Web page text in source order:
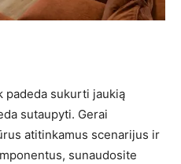
padeda sukurti jaukią
sutaupyti. Gerai
atitinkamus scenarijus ir
sunaudosite